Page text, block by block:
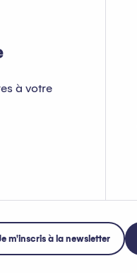
à votre
m'inscris à la newsletter